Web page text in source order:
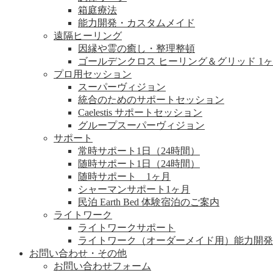
箱庭療法
能力開発・カスタムメイド
遠隔ヒーリング
因縁や霊の癒し・整理整頓
ゴールデンクロス ヒーリング＆グリッド 1ヶ
プロ用セッション
スーパーヴィジョン
統合のためのサポートセッション
Caelestis サポートセッション
グループスーパーヴィジョン
サポート
常時サポート1日（24時間）
随時サポート1日（24時間）
随時サポート 1ヶ月
シャーマンサポート1ヶ月
民泊 Earth Bed 体験宿泊のご案内
ライトワーク
ライトワークサポート
ライトワーク（オーダーメイド用）能力開
お問い合わせ・その他
お問い合わせフォーム